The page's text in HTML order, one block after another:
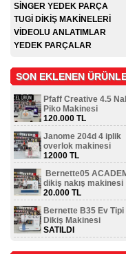
SİNGER YEDEK PARÇA
TUGİ DİKİŞ MAKİNELERİ
VİDEOLU ANLATIMLAR
YEDEK PARÇALAR
SON EKLENEN
Pfaff Creative 4.5
Piko Makinesi
120.000 TL
Janome 204d 4 iplik
overlok makinesi
12000 TL
Bernette05
dikiş nakış makinesi
20.000 TL
Bernette B35 Ev Tipi
Dikiş Makinesi
SATILDI